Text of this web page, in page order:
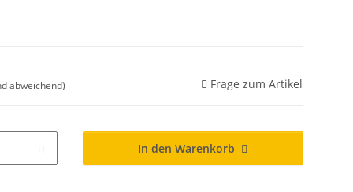
abweichend) Frage zum Artikel
In den Warenkorb